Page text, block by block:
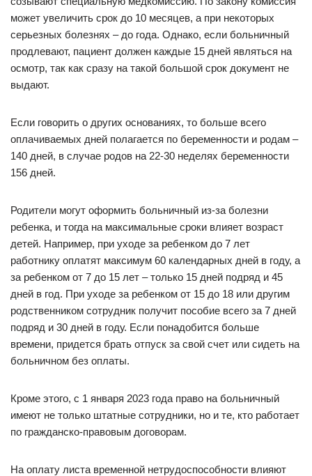
может увеличить срок до 10 месяцев, а при некоторых
серьезных болезнях – до года. Однако, если больничный
продлевают, пациент должен каждые 15 дней являться на
осмотр, так как сразу на такой большой срок документ не
выдают.
Если говорить о других основаниях, то больше всего
оплачиваемых дней полагается по беременности и родам –
140 дней, в случае родов на 22-30 неделях беременности
156 дней.
Родители могут оформить больничный из-за болезни
ребенка, и тогда на максимальные сроки влияет возраст
детей. Например, при уходе за ребенком до 7 лет
работнику оплатят максимум 60 календарных дней в году, а
за ребенком от 7 до 15 лет – только 15 дней подряд и 45
дней в год. При уходе за ребенком от 15 до 18 или другим
родственником сотрудник получит пособие всего за 7 дней
подряд и 30 дней в году. Если понадобится больше
времени, придется брать отпуск за свой счет или сидеть на
больничном без оплаты.
Кроме этого, с 1 января 2023 года право на больничный
имеют не только штатные сотрудники, но и те, кто работает
по гражданско-правовым договорам.
На оплату листа временной нетрудоспособности влияют